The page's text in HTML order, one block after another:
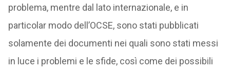
problema, mentre dal lato internazionale, e in
particolar modo dell’OCSE, sono stati pubblicati
solamente dei documenti nei quali sono stati messi
in luce i problemi e le sfide, così come dei possibili